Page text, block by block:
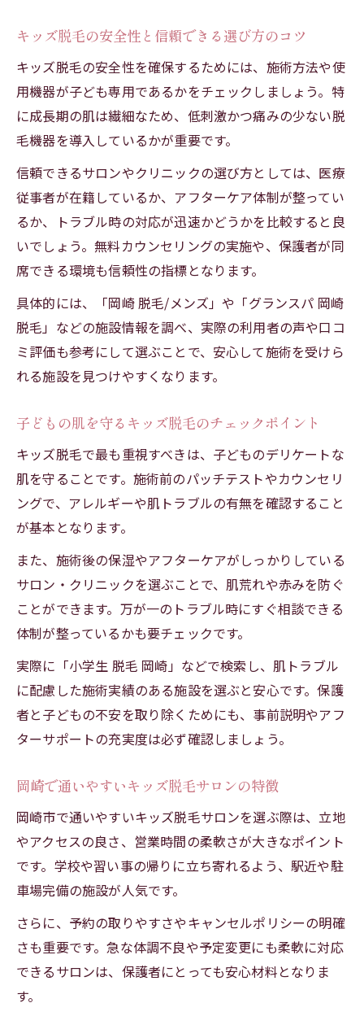
肌質や痛みも考えたキッズ脱毛の選び方
敏感肌にやさしいキッズ脱毛のポイント
痛みが少ないキッズ脱毛を選ぶ方法
キッズ脱毛で肌トラブルを防ぐための対策
肌質別におすすめのキッズ脱毛施術法
キッズ脱毛の痛みと施術後ケアのコツ
子どもの気持ちと家計を考えた脱毛の進め方
子どもの気持ちに配慮したキッズ脱毛の選
択
無理なく続けられるキッズ脱毛の家計管理
術
家族で相談しながら決めるキッズ脱毛の進
め方
キッズ脱毛を前向きに考えるためのポイン
費用と効果を両立させるキッズ脱毛の選び
方
前向きにキッズ脱毛を始めるための保護者ガイ
ド
保護者が知っておきたいキッズ脱毛の基本
親子で前向きに取り組むキッズ脱毛の始め
方
キッズ脱毛の契約前に確認したい重要事項
カウンセリングを活用したキッズ脱毛の安
心手順
保護者同席でサポートするキッズ脱毛の流
れ
キッズ脱毛の安全性と信頼できる選び方のコツ
キッズ脱毛の安全性を確保するためには、施術方法や使
用機器が子ども専用であるかをチェックしましょう。特
に成長期の肌は繊細なため、低刺激かつ痛みの少ない脱
毛機器を導入しているかが重要です。
信頼できるサロンやクリニックの選び方としては、医療
従事者が在籍しているか、アフターケア体制が整ってい
るか、トラブル時の対応が迅速かどうかを比較すると良
いでしょう。無料カウンセリングの実施や、保護者が同
席できる環境も信頼性の指標となります。
具体的には、「岡崎 脱毛/メンズ」や「グランスパ 岡崎
脱毛」などの施設情報を調べ、実際の利用者の声や口コ
ミ評価も参考にして選ぶことで、安心して施術を受けら
れる施設を見つけやすくなります。
子どもの肌を守るキッズ脱毛のチェックポイント
キッズ脱毛で最も重視すべきは、子どものデリケートな
肌を守ることです。施術前のパッチテストやカウンセリ
ングで、アレルギーや肌トラブルの有無を確認すること
が基本となります。
また、施術後の保湿やアフターケアがしっかりしている
サロン・クリニックを選ぶことで、肌荒れや赤みを防ぐ
ことができます。万が一のトラブル時にすぐ相談できる
体制が整っているかも要チェックです。
実際に「小学生 脱毛 岡崎」などで検索し、肌トラブル
に配慮した施術実績のある施設を選ぶと安心です。保護
者と子どもの不安を取り除くためにも、事前説明やアフ
ターサポートの充実度は必ず確認しましょう。
岡崎で通いやすいキッズ脱毛サロンの特徴
岡崎市で通いやすいキッズ脱毛サロンを選ぶ際は、立地
やアクセスの良さ、営業時間の柔軟さが大きなポイント
です。学校や習い事の帰りに立ち寄れるよう、駅近や駐
車場完備の施設が人気です。
さらに、予約の取りやすさやキャンセルポリシーの明確
さも重要です。急な体調不良や予定変更にも柔軟に対応
できるサロンは、保護者にとっても安心材料となりま
す。